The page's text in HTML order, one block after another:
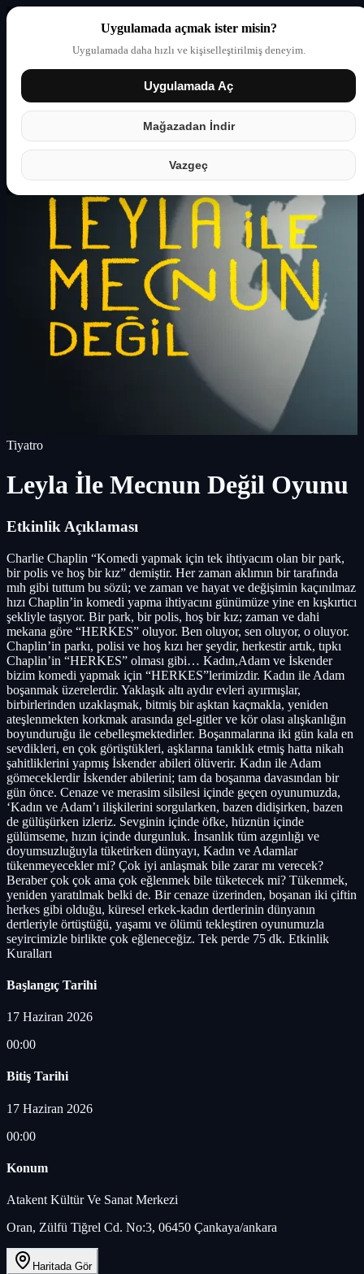
Uygulamada açmak ister misin?
Uygulamada daha hızlı ve kişiselleştirilmiş deneyim.
Uygulamada Aç
Mağazadan İndir
Vazgeç
Giriş yap Partner
Tiyatro
Leyla İle Mecnun Değil Oyunu
Etkinlik Açıklaması
Charlie Chaplin “Komedi yapmak için tek ihtiyacım olan bir park,
bir polis ve hoş bir kız” demiştir. Her zaman aklımın bir tarafında
mıh gibi tuttum bu sözü; ve zaman ve hayat ve değişimin kaçınılmaz
hızı Chaplin’in komedi yapma ihtiyacını günümüze yine en kışkırtıcı
şekliyle taşıyor. Bir park, bir polis, hoş bir kız; zaman ve dahi
mekana göre “HERKES” oluyor. Ben oluyor, sen oluyor, o oluyor.
Chaplin’in parkı, polisi ve hoş kızı her şeydir, herkestir artık, tıpkı
Chaplin’in “HERKES” olması gibi… Kadın,Adam ve İskender
bizim komedi yapmak için “HERKES”lerimizdir. Kadın ile Adam
boşanmak üzerelerdir. Yaklaşık altı aydır evleri ayırmışlar,
birbirlerinden uzaklaşmak, bitmiş bir aşktan kaçmakla, yeniden
ateşlenmekten korkmak arasında gel-gitler ve kör olası alışkanlığın
boyunduruğu ile cebelleşmektedirler. Boşanmalarına iki gün kala en
sevdikleri, en çok görüştükleri, aşklarına tanıklık etmiş hatta nikah
şahitliklerini yapmış İskender abileri ölüverir. Kadın ile Adam
gömeceklerdir İskender abilerini; tam da boşanma davasından bir
gün önce. Cenaze ve merasim silsilesi içinde geçen oyunumuzda,
‘Kadın ve Adam’ı ilişkilerini sorgularken, bazen didişirken, bazen
de gülüşürken izleriz. Sevginin içinde öfke, hüznün içinde
gülümseme, hızın içinde durgunluk. İnsanlık tüm azgınlığı ve
doyumsuzluğuyla tüketirken dünyayı, Kadın ve Adamlar
tükenmeyecekler mi? Çok iyi anlaşmak bile zarar mı verecek?
Beraber çok çok ama çok eğlenmek bile tüketecek mi? Tükenmek,
yeniden yaratılmak belki de. Bir cenaze üzerinden, boşanan iki çiftin
herkes gibi olduğu, küresel erkek-kadın dertlerinin dünyanın
dertleriyle örtüştüğü, yaşamı ve ölümü tekleştiren oyunumuzla
seyircimizle birlikte çok eğleneceğiz. Tek perde 75 dk. Etkinlik
Kuralları
Başlangıç Tarihi
17 Haziran 2026
00:00
Bitiş Tarihi
17 Haziran 2026
00:00
Konum
Atakent Kültür Ve Sanat Merkezi
Oran, Zülfü Tiğrel Cd. No:3, 06450 Çankaya/ankara
Haritada Gör